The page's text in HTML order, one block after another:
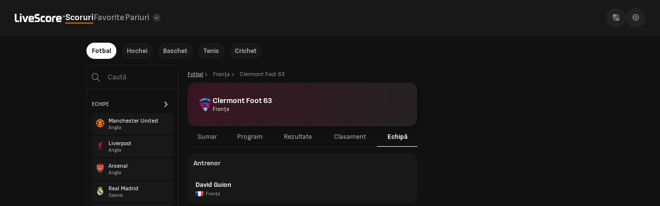
ScoruriFavoritePariuri
Fotbal Hochei Baschet Tenis Crichet
ECHIPE
Manchester United
Anglia
Liverpool
Anglia
Arsenal
Anglia
Real Madrid
Spania
Fotbal Franţa Clermont Foot 63
Clermont Foot 63
Franţa
Sumar Program Rezultate Clasament Echipă
Antrenor
David Guion
Franţa